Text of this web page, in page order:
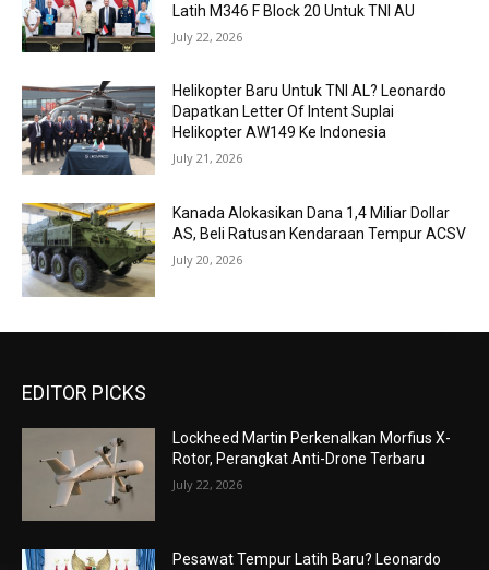
Latih M346 F Block 20 Untuk TNI AU
July 22, 2026
Helikopter Baru Untuk TNI AL? Leonardo
Dapatkan Letter Of Intent Suplai
Helikopter AW149 Ke Indonesia
July 21, 2026
Kanada Alokasikan Dana 1,4 Miliar Dollar
AS, Beli Ratusan Kendaraan Tempur ACSV
July 20, 2026
EDITOR PICKS
Lockheed Martin Perkenalkan Morfius X-
Rotor, Perangkat Anti-Drone Terbaru
July 22, 2026
Pesawat Tempur Latih Baru? Leonardo